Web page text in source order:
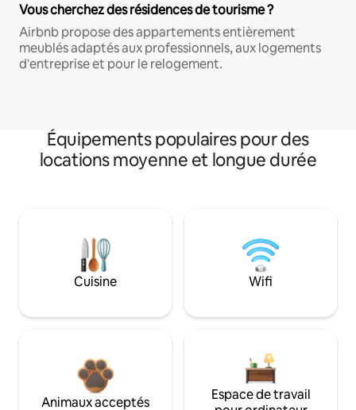
Vous cherchez des résidences de tourisme ?
Airbnb propose des appartements entièrement
meublés adaptés aux professionnels, aux logements
d'entreprise et pour le relogement.
Équipements populaires pour des
locations moyenne et longue durée
Cuisine Wifi
Animaux acceptés
Espace de travail